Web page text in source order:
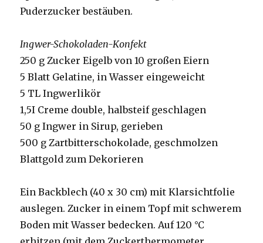
Puderzucker bestäuben.
Ingwer-Schokoladen-Konfekt
250 g Zucker Eigelb von 10 großen Eiern
5 Blatt Gelatine, in Wasser eingeweicht
5 TL Ingwerlikör
1,5I Creme double, halbsteif geschlagen
50 g Ingwer in Sirup, gerieben
500 g Zartbitterschokolade, geschmolzen
Blattgold zum Dekorieren
Ein Backblech (40 x 30 cm) mit Klarsichtfolie
auslegen. Zucker in einem Topf mit schwerem
Boden mit Wasser bedecken. Auf 120 °C